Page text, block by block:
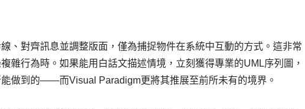
、對齊訊息並調整版面，僅為捕捉物件在系統中互動的方式。這非常
雜行為時。如果能用白話文描述情境，立刻獲得專業的UML序列圖，
能做到的——而Visual Paradigm更將其推展至前所未有的境界。